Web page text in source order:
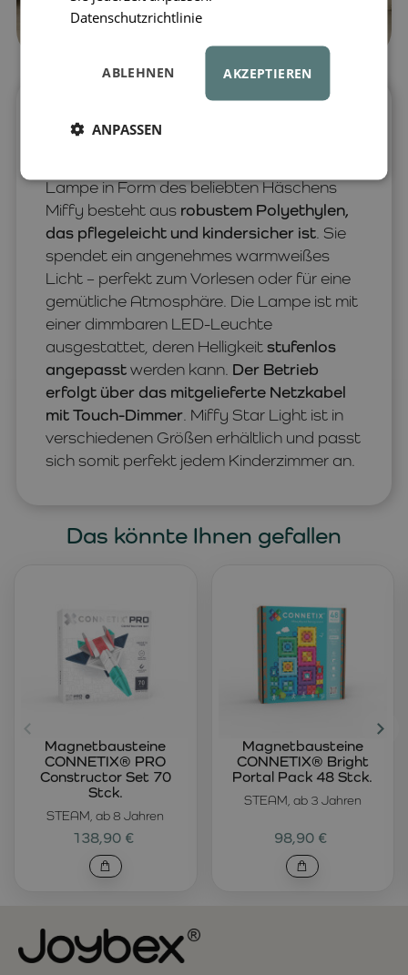
Beleuchten Sie das Kinderzimmer mit der
ikonischen Miffy Star Light Lampe von der
Lampe in Form des beliebten Häschens
Miffy besteht aus robustem Polyethylen,
das pflegeleicht und kindersicher ist . Sie
spendet ein angenehmes warmweißes
Licht – perfekt zum Vorlesen oder für eine
gemütliche Atmosphäre. Die Lampe ist mit
einer dimmbaren LED-Leuchte
ausgestattet, deren Helligkeitstufenlos
angepasstwerden kann. Der Betrieb
erfolgt über das mitgelieferte Netzkabel
mit Touch-Dimmer . Miffy Star Light ist in
verschiedenen Größen erhältlich und passt
sich somit perfekt jedem Kinderzimmer an.
Das könnte Ihnen gefallen
STEAM, ab 8 Jahren
Magnetbausteine
CONNETIX® PRO
Constructor Set 70
Stck.
138,90 €
STEAM, ab 3 Jahren
Magnetbausteine
CONNETIX® Bright
Portal Pack 48 Stck.
98,90 €
Datenschutzrichtlinie
AKZEPTIEREN
ABLEHNEN
ANPASSEN